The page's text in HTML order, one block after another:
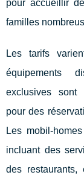
pour accueillir
familles
Les tarifs
équipements
exclusives sont
pour des
Les mobil-
incluant des
des